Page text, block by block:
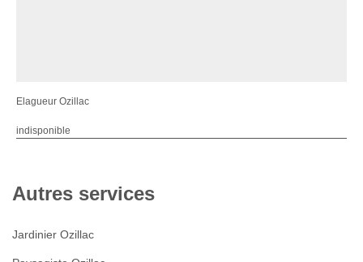
Elagueur Ozillac
indisponible
Autres services
Jardinier Ozillac